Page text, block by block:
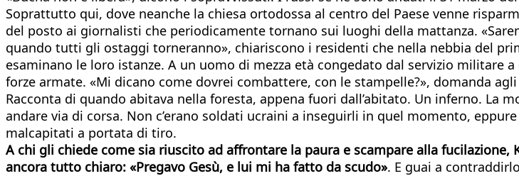
Soprattutto qui, dove neanche la chiesa ortodossa al centro del Paese venne
del posto ai giornalisti che periodicamente tornano sui luoghi della mattanza.
quando tutti gli ostaggi torneranno», chiariscono i residenti che nella nebbia del
esaminano le loro istanze. A un uomo di mezza età congedato dal servizio
forze armate. «Mi dicano come dovrei combattere, con le stampelle?», domanda
Racconta di quando abitava nella foresta, appena fuori dall’abitato. Un inferno. La
andare via di corsa. Non c’erano soldati ucraini a inseguirli in quel momento,
malcapitati a portata di tiro.
A chi gli chiede come sia riuscito ad affrontare la paura e scampare alla
ancora tutto chiaro: «Pregavo Gesù, e lui mi ha fatto da scudo». E guai a